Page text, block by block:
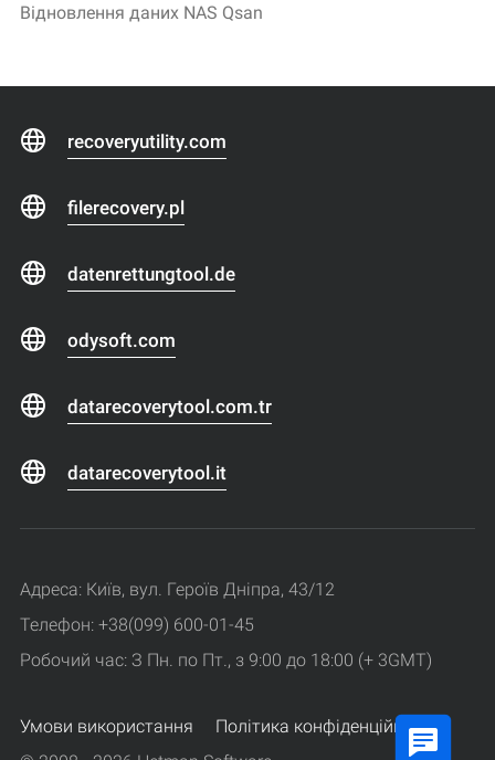
Відновлення даних NAS Qsan
recoveryutility.com
filerecovery.pl
datenrettungtool.de
odysoft.com
datarecoverytool.com.tr
datarecoverytool.it
Адреса: Київ, вул. Героїв Дніпра, 43/12
Телефон: +38(099) 600-01-45
Робочий час: З Пн. по Пт., з 9:00 до 18:00 (+ 3GMT)
Умови використання
Політика конфіденційності